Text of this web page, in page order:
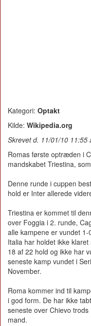
Kategori: Optakt
Kilde: Wikipedia.org
Skrevet d. 11/01/10 11:55
Romas første optræden i
mandskabet Triestina,
Denne runde i cuppen
hold er Inter allerede
Triestina er kommet til
over Foggia i 2. runde,
alle kampene er vundet
Italia har holdet ikke
18 af 22 hold og ikke har
seneste kamp vundet i
November.
Roma kommer ind til
i god form. De har ikke
seneste over Chievo
mand.